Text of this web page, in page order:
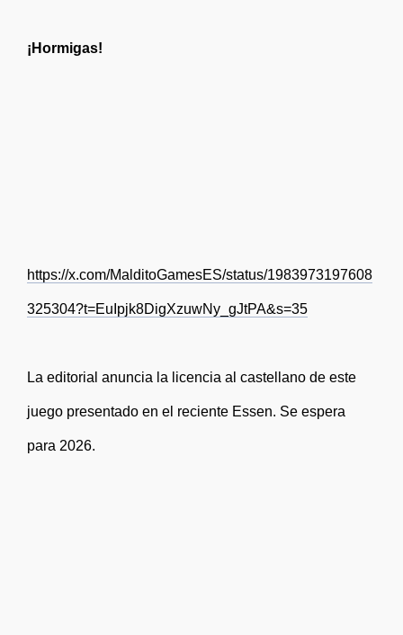
¡Hormigas!
https://x.com/MalditoGamesES/status/1983973197608
325304?t=EuIpjk8DigXzuwNy_gJtPA&s=35
La editorial anuncia la licencia al castellano de este
juego presentado en el reciente Essen. Se espera
para 2026.